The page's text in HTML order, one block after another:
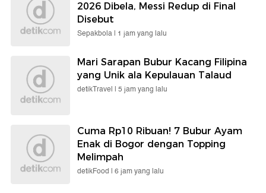
2026 Dibela, Messi Redup di Final
Disebut
Sepakbola | 1 jam yang lalu
Mari Sarapan Bubur Kacang Filipina
yang Unik ala Kepulauan Talaud
detikTravel | 5 jam yang lalu
Cuma Rp10 Ribuan! 7 Bubur Ayam
Enak di Bogor dengan Topping
Melimpah
detikFood | 6 jam yang lalu